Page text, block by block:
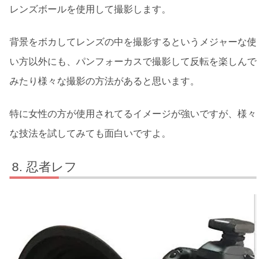
レンズボールを使用して撮影します。
背景をボカしてレンズの中を撮影するというメジャーな使
い方以外にも、パンフォーカスで撮影して反転を楽しんで
みたり様々な撮影の方法があると思います。
特に女性の方が使用されてるイメージが強いですが、様々
な技法を試してみても面白いですよ。
忍者レフ